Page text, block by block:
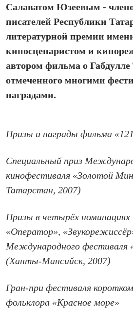
Салаватом Юзеевым -
писателей Республики
литературной премии
киносценаристом и
автором фильма о Габдулле
отмеченного многими
наградами.
Призы и награды фильма
Специальный приз
кинофестиваля «Золотой
Татарстан, 2007)
Призы в четырёх номинациях
«Оператор»,
Международного фестиваля
(Ханты-Мансийск, 2007)
Гран-при фестиваля
фольклора «Красное море»